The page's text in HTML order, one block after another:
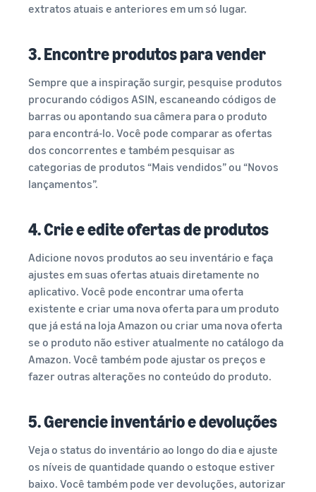
extratos atuais e anteriores em um só lugar.
3. Encontre produtos para vender
Sempre que a inspiração surgir, pesquise produtos
procurando códigos ASIN, escaneando códigos de
barras ou apontando sua câmera para o produto
para encontrá-lo. Você pode comparar as ofertas
dos concorrentes e também pesquisar as
categorias de produtos “Mais vendidos” ou “Novos
lançamentos”.
4. Crie e edite ofertas de produtos
Adicione novos produtos ao seu inventário e faça
ajustes em suas ofertas atuais diretamente no
aplicativo. Você pode encontrar uma oferta
existente e criar uma nova oferta para um produto
que já está na loja Amazon ou criar uma nova oferta
se o produto não estiver atualmente no catálogo da
Amazon. Você também pode ajustar os preços e
fazer outras alterações no conteúdo do produto.
5. Gerencie inventário e devoluções
Veja o status do inventário ao longo do dia e ajuste
os níveis de quantidade quando o estoque estiver
baixo. Você também pode ver devoluções, autorizar